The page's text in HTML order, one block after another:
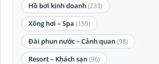
Hồ bơi kinh doanh(233)
Xông hơi – Spa (159)
Đài phun nước – Cảnh quan(98)
Resort – Khách sạn(96)